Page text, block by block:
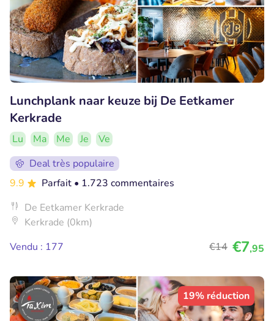
Lunchplank naar keuze bij De Eetkamer
Kerkrade
Lu Ma Me Je
Ve
Deal très populaire
9.9
Parfait • 1.723 commentaires
De Eetkamer Kerkrade
Kerkrade (0km)
Vendu : 177
€14 €7,95
19% réduction